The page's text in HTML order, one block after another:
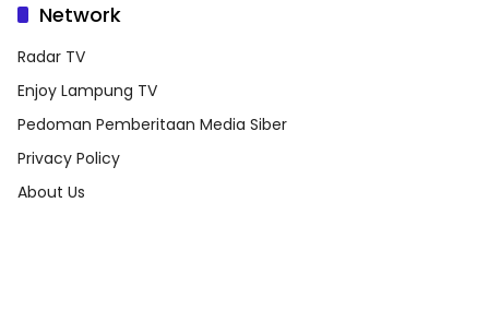
Network
Radar TV
Enjoy Lampung TV
Pedoman Pemberitaan Media Siber
Privacy Policy
About Us